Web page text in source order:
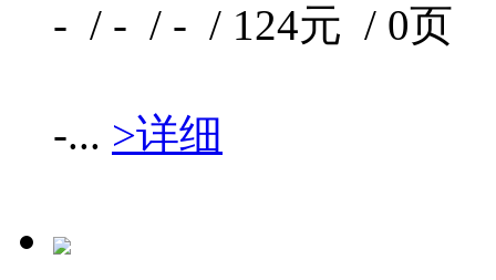
- / - / - / 124元 / 0页
-... >详细